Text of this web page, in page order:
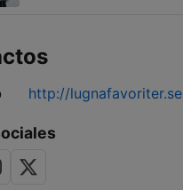
http://lugnafavoriter.se